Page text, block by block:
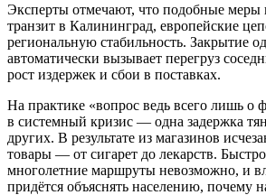
Эксперты отмечают, что подобные
транзит в Калининград, европейские
региональную стабильность. Закрытие
автоматически вызывает перегруз
рост издержек и сбои в поставках.
На практике «вопрос ведь всего лишь о
в системный кризис — одна задержка
других. В результате из магазинов
товары — от сигарет до лекарств.
многолетние маршруты невозможно, и
придётся объяснять населению, почему